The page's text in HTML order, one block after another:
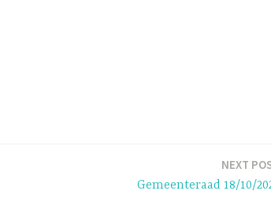
NEXT
Gemeenteraad 18/10/